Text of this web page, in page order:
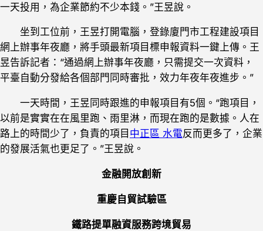
一天投用，為企業節約不少本錢。”王昱說。
坐到工位前，王昱打開電腦，登錄廈門市工程建設項目
網上辦事年夜廳，將手頭最新項目標申報資料一鍵上傳。王
昱告訴記者：“通過網上辦事年夜廳，只需提交一次資料，
平臺自動分發給各個部門同時審批，效力年夜年夜進步。”
一天時間，王昱同時跟進的申報項目有5個。“跑項目，
以前是實實在在風里跑、雨里淋，而現在跑的是數據。人在
路上的時間少了，負責的項目 中正區 水電反而更多了，企業
的發展活氣也更足了。”王昱說。
金融開放創新
重慶自貿試驗區
鐵路提單融資服務跨境貿易